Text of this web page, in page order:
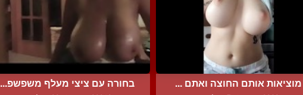
מוציאות אותם החוצה ואתם ... בחורה עם ציצי מעלף משפשפ...